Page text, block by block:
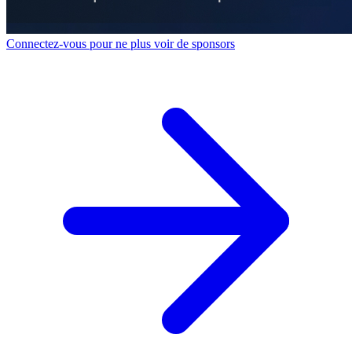
Connectez-vous pour ne plus voir de sponsors